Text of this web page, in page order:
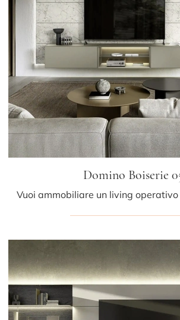
Domino Boiserie